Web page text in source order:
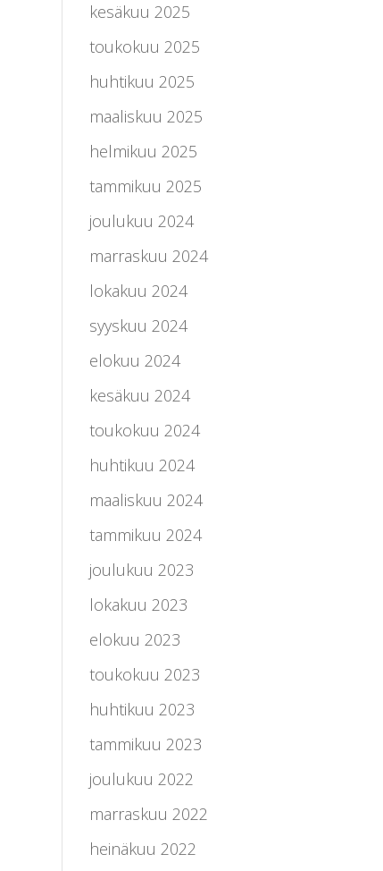
kesäkuu 2025
toukokuu 2025
huhtikuu 2025
maaliskuu 2025
helmikuu 2025
tammikuu 2025
joulukuu 2024
marraskuu 2024
lokakuu 2024
syyskuu 2024
elokuu 2024
kesäkuu 2024
toukokuu 2024
huhtikuu 2024
maaliskuu 2024
tammikuu 2024
joulukuu 2023
lokakuu 2023
elokuu 2023
toukokuu 2023
huhtikuu 2023
tammikuu 2023
joulukuu 2022
marraskuu 2022
heinäkuu 2022